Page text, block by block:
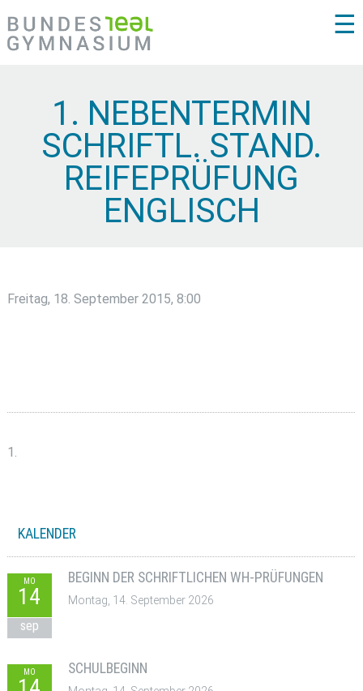
☰
1. NEBENTERMIN
SCHRIFTL. STAND.
REIFEPRÜFUNG
ENGLISCH
Freitag, 18. September 2015, 8:00
1.
KALENDER
MO
14
sep
BEGINN DER SCHRIFTLICHEN WH-PRÜFUNGEN
Montag, 14. September 2026
MO SCHULBEGINN